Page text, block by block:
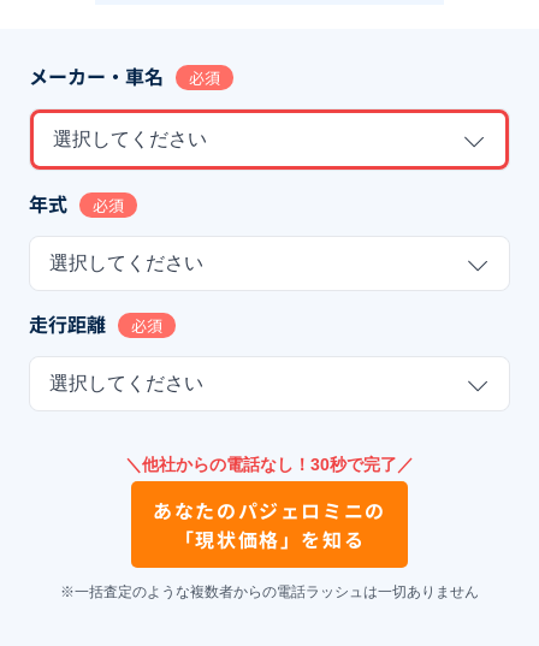
メーカー・車名 必須
選択してください
年式 必須
選択してください
走行距離 必須
選択してください
＼他社からの電話なし！30秒で完了／
あなたのパジェロミニの
「現状価格」を知る
※一括査定のような複数者からの電話ラッシュは一切ありません